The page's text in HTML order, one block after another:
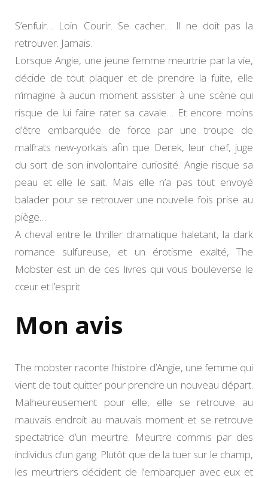
S’enfuir… Loin. Courir. Se cacher… Il ne doit pas la
retrouver. Jamais.
Lorsque Angie, une jeune femme meurtrie par la vie,
décide de tout plaquer et de prendre la fuite, elle
n’imagine à aucun moment assister à une scène qui
risque de lui faire rater sa cavale… Et encore moins
d’être embarquée de force par une troupe de
malfrats new-yorkais afin que Derek, leur chef, juge
du sort de son involontaire curiosité. Angie risque sa
peau et elle le sait. Mais elle n’a pas tout envoyé
balader pour se retrouver une nouvelle fois prise au
piège…
A cheval entre le thriller dramatique haletant, la dark
romance sulfureuse, et un érotisme exalté, The
Mobster est un de ces livres qui vous bouleverse le
cœur et l’esprit.
Mon avis
The mobster raconte l’histoire d’Angie, une femme qui
vient de tout quitter pour prendre un nouveau départ.
Malheureusement pour elle, elle se retrouve au
mauvais endroit au mauvais moment et se retrouve
spectatrice d’un meurtre. Meurtre commis par des
individus d’un gang. Plutôt que de la tuer sur le champ,
les meurtriers décident de l’embarquer avec eux et